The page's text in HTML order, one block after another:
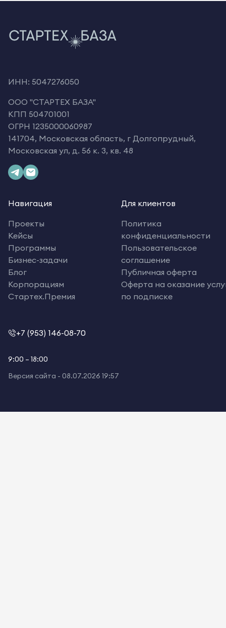
ИНН: 5047276050
OOO "СТАРТЕХ БАЗА"
КПП 504701001
ОГРН 1235000060987
141704, Московская область, г Долгопрудный,
Московская ул, д. 56 к. 3, кв. 48
Навигация
Проекты
Кейсы
Программы
Бизнес-задачи
Блог
Корпорациям
Стартех.Премия
Для клиентов
Политика
конфиденциальности
Пользовательское
соглашение
Публичная оферта
Оферта на оказание
по подписке
+7 (953) 146-08-70
9:00 – 18:00
Версия сайта - 08.07.2026 19:57